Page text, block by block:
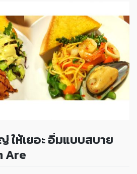
ให้เยอะ อิ่มแบบสบาย
Are